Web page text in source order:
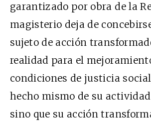
garantizado por obra de la
magisterio deja de
sujeto de acción
realidad para el
condiciones de justicia
hecho mismo de su
sino que su acción